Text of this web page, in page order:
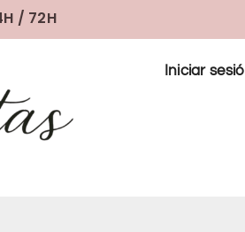
/ 72H
Iniciar